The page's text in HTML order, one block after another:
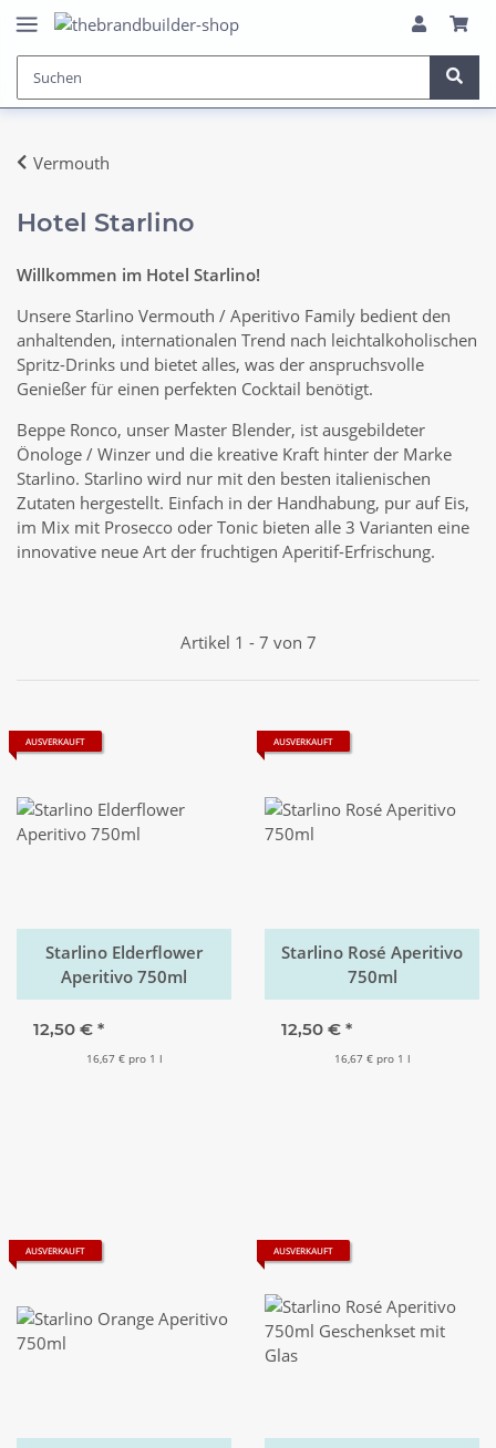
Vermouth
Hotel Starlino
Willkommen im Hotel Starlino!
Unsere Starlino Vermouth / Aperitivo Family bedient den
anhaltenden, internationalen Trend nach leichtalkoholischen
Spritz-Drinks und bietet alles, was der anspruchsvolle
Genießer für einen perfekten Cocktail benötigt.
Beppe Ronco, unser Master Blender, ist ausgebildeter
Önologe / Winzer und die kreative Kraft hinter der Marke
Starlino. Starlino wird nur mit den besten italienischen
Zutaten hergestellt. Einfach in der Handhabung, pur auf Eis,
im Mix mit Prosecco oder Tonic bieten alle 3 Varianten eine
innovative neue Art der fruchtigen Aperitif-Erfrischung.
Artikel 1 - 7 von 7
AUSVERKAUFT
Starlino Elderflower
Aperitivo 750ml
12,50 € *
16,67 € pro 1 l
AUSVERKAUFT
Starlino Rosé Aperitivo
750ml
12,50 € *
16,67 € pro 1 l
AUSVERKAUFT AUSVERKAUFT